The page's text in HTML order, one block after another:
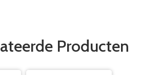
Producten